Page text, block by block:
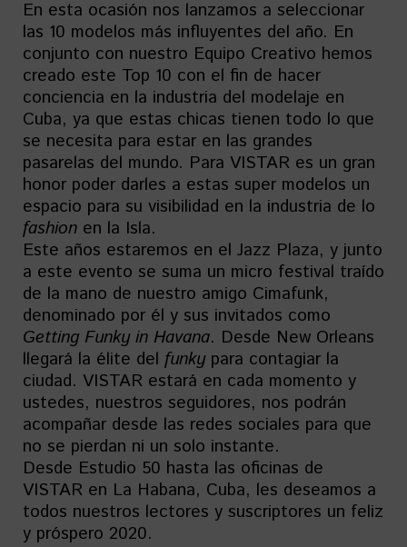
En esta ocasión nos lanzamos a seleccionar
las 10 modelos más influyentes del año. En
conjunto con nuestro Equipo Creativo hemos
creado este Top 10 con el fin de hacer
conciencia en la industria del modelaje en
Cuba, ya que estas chicas tienen todo lo que
se necesita para estar en las grandes
pasarelas del mundo. Para VISTAR es un gran
honor poder darles a estas super modelos un
espacio para su visibilidad en la industria de lo
fashion en la Isla.
Este años estaremos en el Jazz Plaza, y junto
a este evento se suma un micro festival traído
de la mano de nuestro amigo Cimafunk,
denominado por él y sus invitados como
Getting Funky in Havana. Desde New Orleans
llegará la élite del funkypara contagiar la
ciudad. VISTAR estará en cada momento y
ustedes, nuestros seguidores, nos podrán
acompañar desde las redes sociales para que
no se pierdan ni un solo instante.
Desde Estudio 50 hasta las oficinas de
VISTAR en La Habana, Cuba, les deseamos a
todos nuestros lectores y suscriptores un feliz
y próspero 2020.